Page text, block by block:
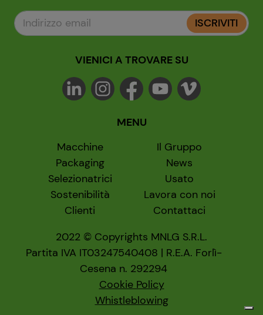
ISCRIVITI
VIENICI A TROVARE SU
MENU
Macchine
Packaging
Selezionatrici
Sostenibilità
Clienti
Il Gruppo
News
Usato
Lavora con noi
Contattaci
2022 © Copyrights MNLG S.R.L.
Partita IVA IT03247540408 | R.E.A. Forlì-
Cesena n. 292294
Cookie Policy
Whistleblowing